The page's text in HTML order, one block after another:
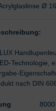
Ø
Technologie,
nach DIN